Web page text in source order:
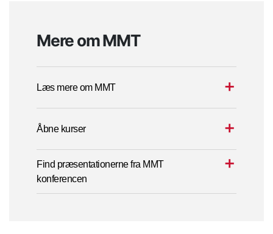
Mere om MMT
Læs mere om MMT
Åbne kurser
Find præsentationerne fra MMT
konferencen